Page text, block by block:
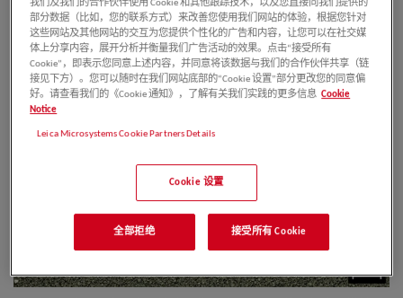
我们及我们的合作伙伴使用 Cookie 和其他跟踪技术，以及您直接向我们提供的
部分数据（比如，您的联系方式）来改善您使用我们网站的体验，根据您针对
这些网站及其他网站的交互为您提供个性化的广告和内容，让您可以在社交媒
体上分享内容，展开分析并衡量我们广告活动的效果。点击“接受所有
Cookie”，即表示您同意上述内容，并同意将该数据与我们的合作伙伴共享（链
接见下方）。您可以随时在我们网站底部的“Cookie 设置”部分更改您的同意偏
好。请查看我们的《Cookie 通知》，了解有关我们实践的更多信息 Cookie
Notice
Leica Microsystems Cookie Partners Details
Cookie 设置
全部拒绝 接受所有 Cookie